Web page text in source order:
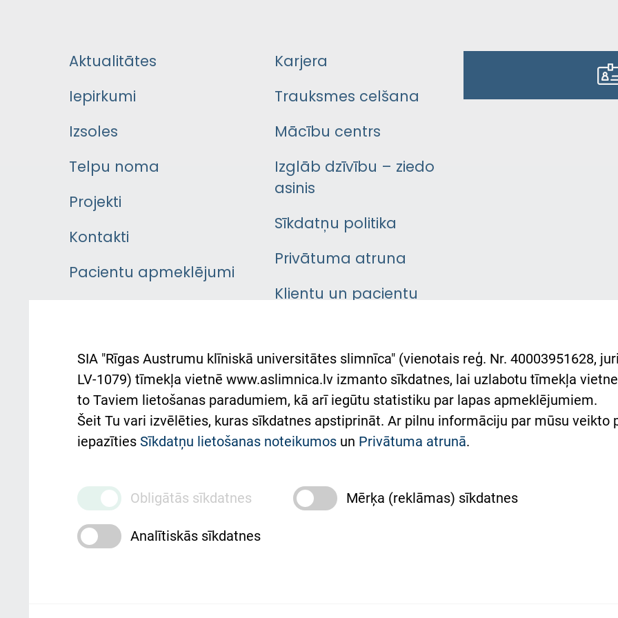
Aktualitātes
Iepirkumi
Izsoles
Telpu noma
Projekti
Kontakti
Pacientu apmeklējumi
Pacienta
atsauksmju/sūdzību
iesniegšanas kārtība
Kā pie mums nokļūt
ceļvedis
Rekvizīti un ārstniecības
Karjera
Trauksmes celšana
Mācību centrs
Izglāb dzīvību – ziedo
asinis
Sīkdatņu politika
Privātuma atruna
Klientu un pacientu
Austrumu slimnīcas
atbalsts Ukrainai
Підтримка Східної лікарні
та співпраця з Україною
SIA "Rīgas Austrumu klīniskā universitātes slimnīca" (vienotais reģ. Nr. 40003951628,
LV-1079) tīmekļa vietnē www.aslimnica.lv izmanto sīkdatnes, lai uzlabotu tīmekļa
to Taviem lietošanas paradumiem, kā arī iegūtu statistiku par lapas apmeklējumiem.
Šeit Tu vari izvēlēties, kuras sīkdatnes apstiprināt. Ar pilnu informāciju par mūsu veikto
iepazīties Sīkdatņu lietošanas noteikumos un Privātuma atrunā.
Obligātās sīkdatnes Mērķa (reklāmas) sīkdatnes
Analītiskās sīkdatnes